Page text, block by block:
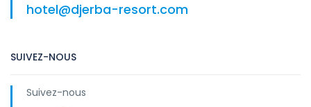
hotel@djerba-resort.com
SUIVEZ-NOUS
Suivez-nous